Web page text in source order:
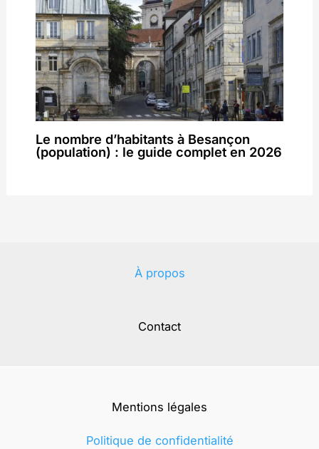
Le nombre d’habitants à Besançon
(population) : le guide complet en 2026
À propos
Contact
Mentions légales
Politique de confidentialité